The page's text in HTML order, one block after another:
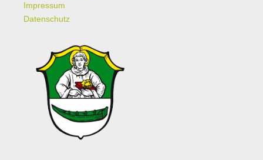
Impressum
Datenschutz